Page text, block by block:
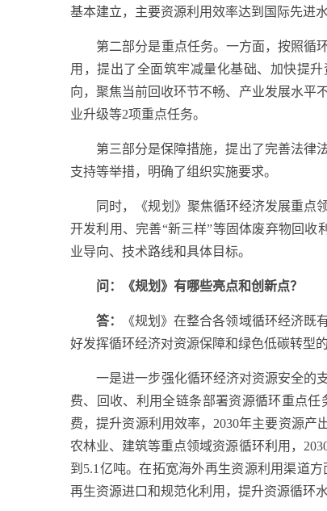
基本建立，主要资源利用效率达到国际先进水
第二部分是重点任务。一方面，按照循环
用，提出了全面筑牢减量化基础、加快提
向，聚焦当前回收环节不畅、产业发展水平
业升级等2项重点任务。
第三部分是保障措施，提出了完善法律法
支持等举措，明确了组织实施要求。
同时，《规划》聚焦循环经济发展重点领
开发利用、完善“新三样”等固体废弃物回
业导向、技术路线和具体目标。
问：《规划》有哪些亮点和创新点？
答：
《规划》在整合各领域循环经济既
好发挥循环经济对资源保障和绿色低碳转型
一是进一步强化循环经济对资源安全的支
费、回收、利用全链条部署资源循环重点
费，提升资源利用效率，2030年主要资源产
农林业、建筑等重点领域资源循环利用，
到5.1亿吨。在拓宽海外再生资源利用渠道
再生资源进口和规范化利用，提升资源循环水